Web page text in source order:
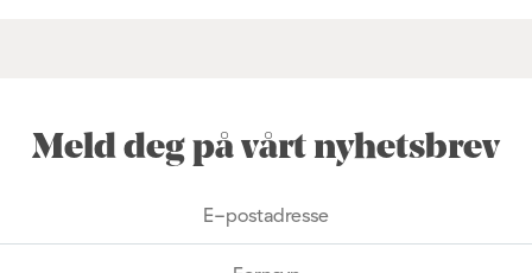
Meld deg på vårt nyhetsbrev